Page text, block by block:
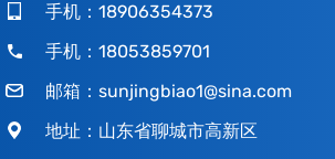
手机：18906354373
手机：18053859701
邮箱： sunjingbiao1@sina.com
地址：山东省聊城市高新区